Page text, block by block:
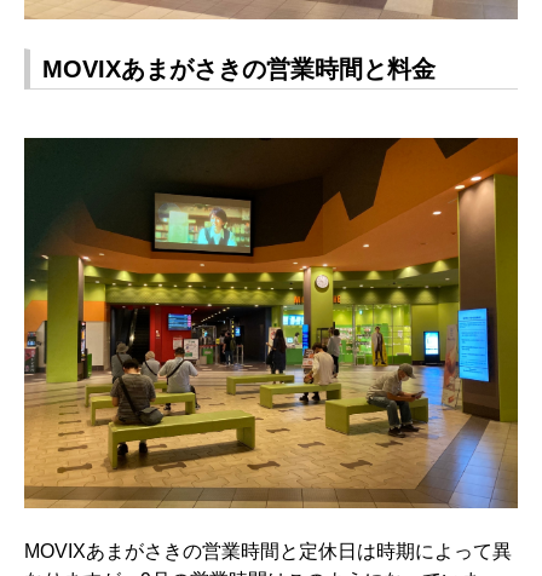
MOVIXあまがさきの営業時間と料金
MOVIXあまがさきの営業時間と定休日は時期によって異